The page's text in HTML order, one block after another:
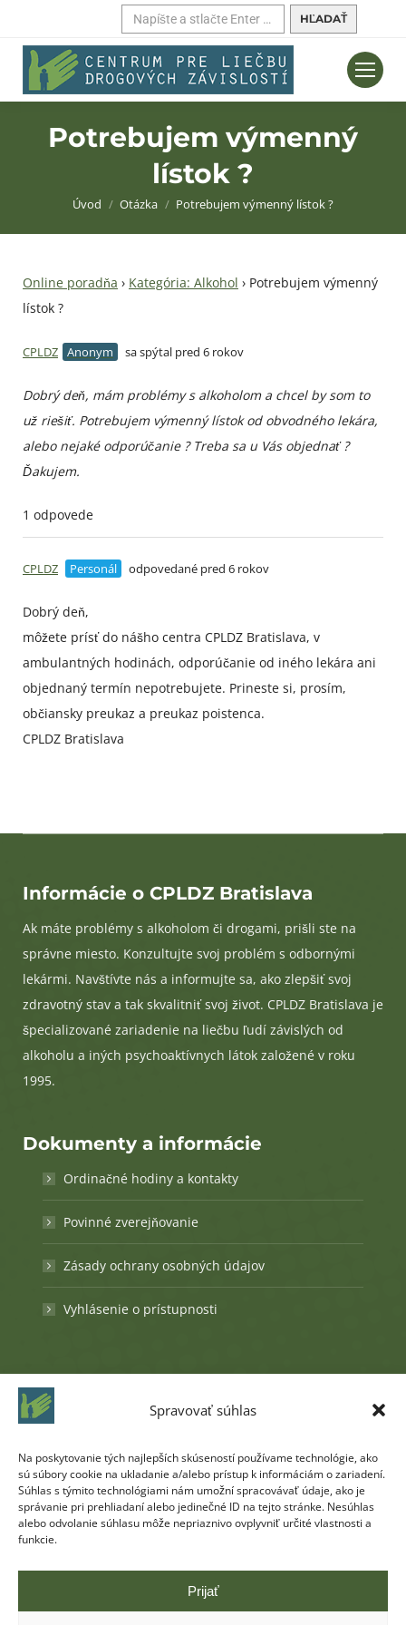
Spravovať súhlas
Na poskytovanie tých najlepších skúseností používame technológie, ako
sú súbory cookie na ukladanie a/alebo prístup k informáciám o zariadení.
Súhlas s týmito technológiami nám umožní spracovávať údaje, ako je
správanie pri prehliadaní alebo jedinečné ID na tejto stránke. Nesúhlas
alebo odvolanie súhlasu môže nepriaznivo ovplyvniť určité vlastnosti a
funkcie.
Prijať
Hľadať:
Potrebujem výmenný
lístok ?
Nachádzate sa tu:
Úvod Otázka Potrebujem výmenný lístok ?
Online poradňa › Kategória: Alkohol › Potrebujem výmenný
lístok ?
CPLDZ sa spýtal pred 6 rokov
Dobrý deň, mám problémy s alkoholom a chcel by som to
už riešiť. Potrebujem výmenný lístok od obvodného lekára,
alebo nejaké odporúčanie ? Treba sa u Vás objednať ?
Ďakujem.
1 odpovede
CPLDZ Personál odpovedané pred 6 rokov
Dobrý deň,
môžete prísť do nášho centra CPLDZ Bratislava, v
ambulantných hodinách, odporúčanie od iného lekára ani
objednaný termín nepotrebujete. Prineste si, prosím,
občiansky preukaz a preukaz poistenca.
CPLDZ Bratislava
Informácie o CPLDZ Bratislava
Ak máte problémy s alkoholom či drogami, prišli ste na
správne miesto. Konzultujte svoj problém s odbornými
lekármi. Navštívte nás a informujte sa, ako zlepšiť svoj
zdravotný stav a tak skvalitniť svoj život. CPLDZ Bratislava je
špecializované zariadenie na liečbu ľudí závislých od
alkoholu a iných psychoaktívnych látok založené v roku
1995.
Dokumenty a informácie
Ordinačné hodiny a kontakty
Povinné zverejňovanie
Zásady ochrany osobných údajov
Vyhlásenie o prístupnosti
Najnovšie príspevky
Dôležitý oznam pre pacientov – 08. máj 2026
(piatok)
4. mája 2026
Pozvánka na tlačovú konferenciu
26. marca 2026